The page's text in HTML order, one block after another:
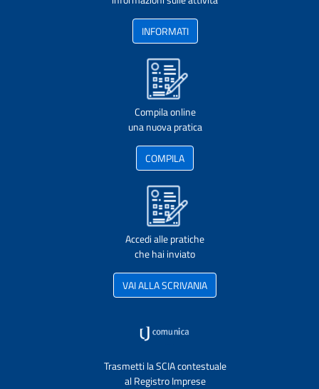
INFORMATI
Compila online
una nuova pratica
COMPILA
Accedi alle pratiche
che hai inviato
VAI ALLA SCRIVANIA
Trasmetti la SCIA contestuale
al Registro Imprese